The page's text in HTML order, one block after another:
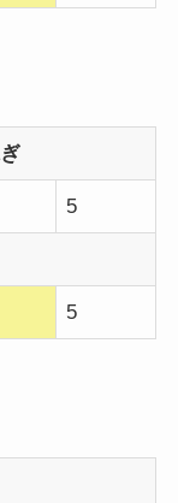
5
5